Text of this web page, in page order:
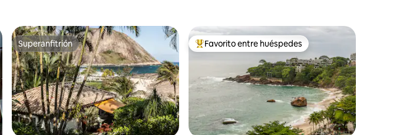
Superanfitrión
Superanfitrión Favorito entre los huéspedes más destacados
Favorito entre huéspedes